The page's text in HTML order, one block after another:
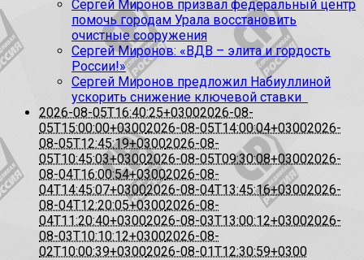
Сергей Миронов призвал федеральный центр
помочь городам Урала восстановить
очистные сооружения
Сергей Миронов: «ВДВ – элита и гордость
России!»
Сергей Миронов предложил Набиуллиной
ускорить снижение ключевой ставки
2026-08-05T16:40:25+03002026-08-
05T15:00:00+03002026-08-05T14:00:04+03002026-
08-05T12:45:19+03002026-08-
05T10:45:03+03002026-08-05T09:30:08+03002026-
08-04T16:00:54+03002026-08-
04T14:45:07+03002026-08-04T13:45:16+03002026-
08-04T12:20:05+03002026-08-
04T11:20:40+03002026-08-03T13:00:12+03002026-
08-03T10:10:12+03002026-08-
02T10:00:39+03002026-08-01T12:30:59+0300